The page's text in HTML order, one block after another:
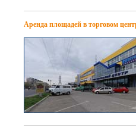
Аренда площадей в торговом